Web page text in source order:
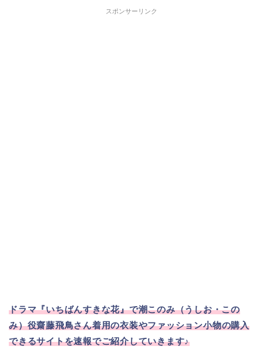
スポンサーリンク
ドラマ『いちばんすきな花』で潮このみ（うしお・この
み）役齋藤飛鳥さん着用の衣装やファッション小物の購入
できるサイトを速報でご紹介していきます♪